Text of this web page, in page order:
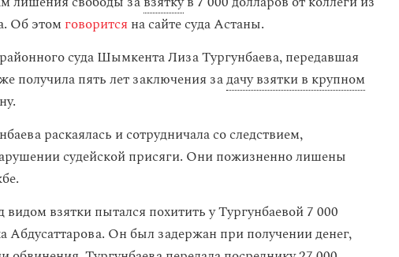
Об этом говорится на сайте суда Астаны.
суда Шымкента Лиза Тургунбаева, передавшая
получила пять лет заключения задачу взятки в крупном
раскаялась и сотрудничала со следствием,
судейской присяги. Они пожизненно лишены
видом взятки пытался похитить у Тургунбаевой 7 000
Абдусаттарова. Он был задержан при получении денег,